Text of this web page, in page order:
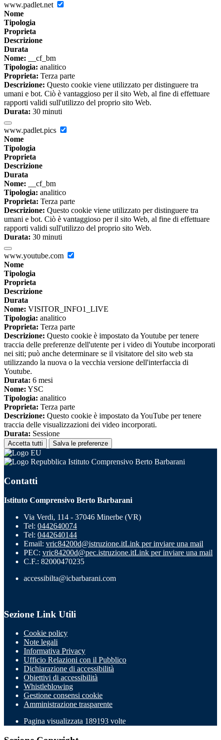
www.padlet.net
Nome
Tipologia
Proprieta
Descrizione
Durata
Nome: __cf_bm
Tipologia: analitico
Proprieta: Terza parte
Descrizione: Questo cookie viene utilizzato per distinguere tra
umani e bot. Ciò è vantaggioso per il sito Web, al fine di effettuare
rapporti validi sull'utilizzo del proprio sito Web.
Durata: 30 minuti
www.padlet.pics
Nome
Tipologia
Proprieta
Descrizione
Durata
Nome: __cf_bm
Tipologia: analitico
Proprieta: Terza parte
Descrizione: Questo cookie viene utilizzato per distinguere tra
umani e bot. Ciò è vantaggioso per il sito Web, al fine di effettuare
rapporti validi sull'utilizzo del proprio sito Web.
Durata: 30 minuti
www.youtube.com
Nome
Tipologia
Proprieta
Descrizione
Durata
Nome: VISITOR_INFO1_LIVE
Tipologia: analitico
Proprieta: Terza parte
Descrizione: Questo cookie è impostato da Youtube per tenere
traccia delle preferenze dell'utente per i video di Youtube incorporati
nei siti; può anche determinare se il visitatore del sito web sta
utilizzando la nuova o la vecchia versione dell'interfaccia di
Youtube.
Durata: 6 mesi
Nome: YSC
Tipologia: analitico
Proprieta: Terza parte
Descrizione: Questo cookie è impostato da YouTube per tenere
traccia delle visualizzazioni dei video incorporati.
Durata: Sessione
Accetta tutti Salva le preferenze
Istituto Comprensivo Berto Barbarani
Contatti
Istituto Comprensivo Berto Barbarani
Via Verdi, 114 - 37046 Minerbe (VR)
Tel: 0442640074
Tel: 0442640144
Email: vric84200d@istruzione.itLink per inviare una mail
PEC: vric84200d@pec.istruzione.itLink per inviare una mail
C.F.: 82000470235
accessibilta@icbarbarani.com
Sezione Link Utili
Cookie policy
Note legali
Informativa Privacy
Ufficio Relazioni con il Pubblico
Dichiarazione di accessibilità
Obiettivi di accessibilità
Whistleblowing
Gestione consensi cookie
Amministrazione trasparente
Pagina visualizzata 189193 volte